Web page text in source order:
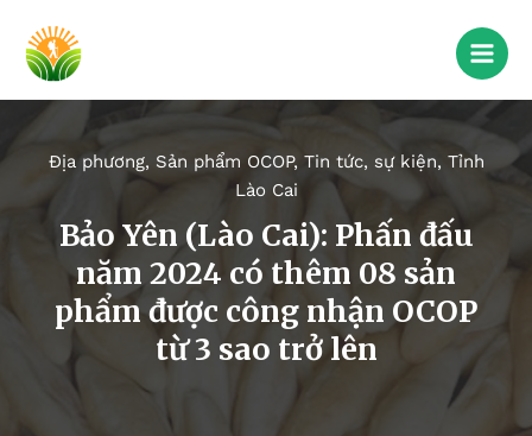
Địa phương, Sản phẩm OCOP, Tin tức, sự kiện, Tỉnh
Lào Cai
Bảo Yên (Lào Cai): Phấn đấu
năm 2024 có thêm 08 sản
phẩm được công nhận OCOP
từ 3 sao trở lên